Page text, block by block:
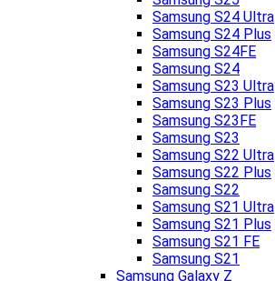
Samsung S24 Ultra
Samsung S24 Plus
Samsung S24FE
Samsung S24
Samsung S23 Ultra
Samsung S23 Plus
Samsung S23FE
Samsung S23
Samsung S22 Ultra
Samsung S22 Plus
Samsung S22
Samsung S21 Ultra
Samsung S21 Plus
Samsung S21 FE
Samsung S21
Samsung Galaxy Z